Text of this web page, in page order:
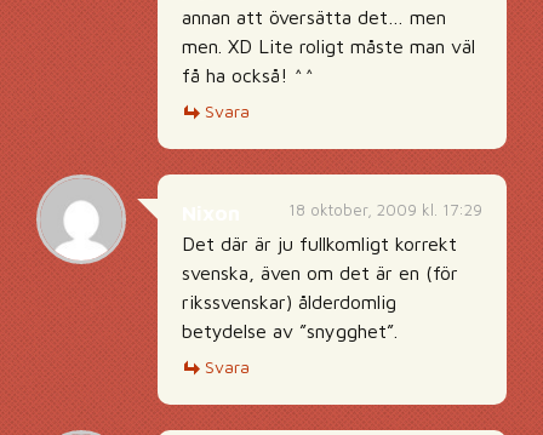
annan att översätta det… men
men. XD Lite roligt måste man väl
få ha också! ^^
Svara
18 oktober, 2009 kl. 17:29
Det där är ju fullkomligt korrekt
svenska, även om det är en (för
rikssvenskar) ålderdomlig
betydelse av ”snygghet”.
Svara